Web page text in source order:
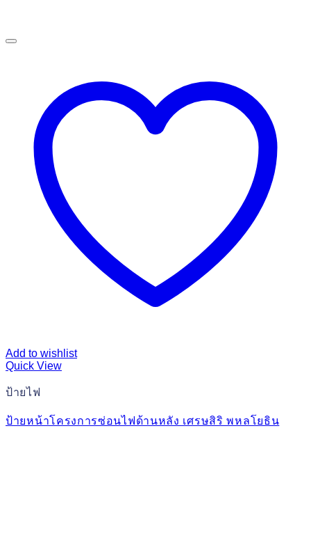
Add to wishlist
Quick View
ป้ายไฟ
ป้ายหน้าโครงการซ่อนไฟด้านหลัง เศรษสิริ พหลโยธิน